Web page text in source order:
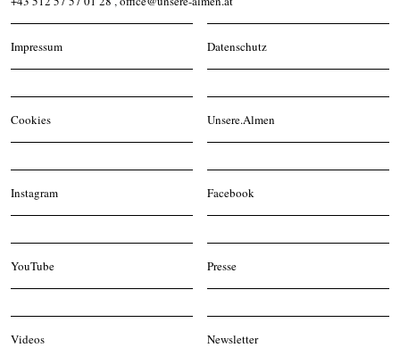
Impressum Datenschutz
Cookies Unsere.Almen
Instagram Facebook
YouTube Presse
Videos Newsletter